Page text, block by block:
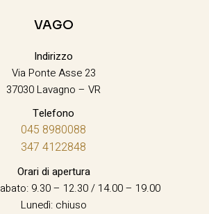
VAGO
Indirizzo
Via Ponte Asse 23
37030 Lavagno – VR
Telefono
045 8980088
347 4122848
Orari di apertura
9.30 – 12.30 / 14.00 – 19.00
Lunedì: chiuso